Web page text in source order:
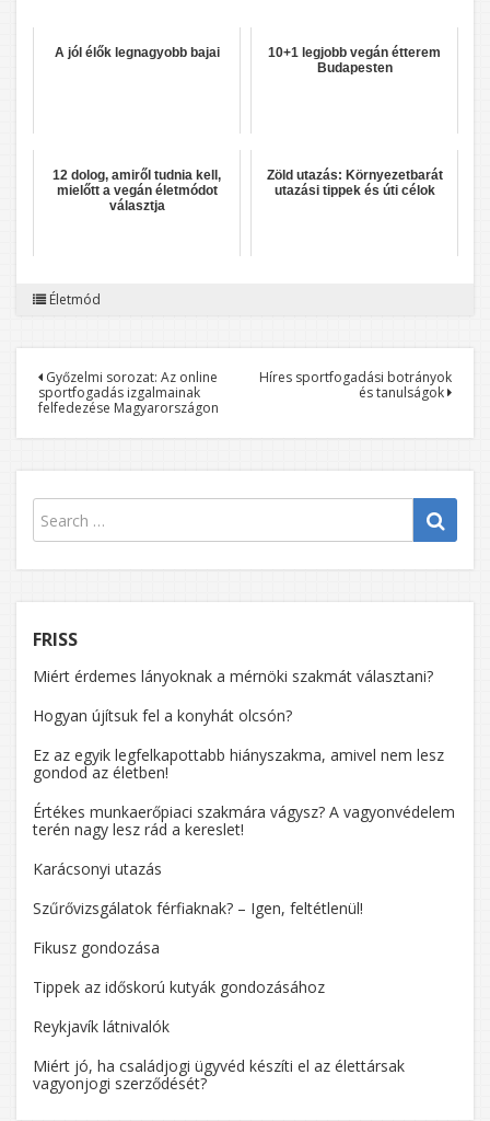
A jól élők legnagyobb bajai
10+1 legjobb vegán étterem
Budapesten
12 dolog, amiről tudnia kell,
mielőtt a vegán életmódot
választja
Zöld utazás: Környezetbarát
utazási tippek és úti célok
Életmód
Bejegyzés
navigáció
Győzelmi sorozat: Az online
sportfogadás izgalmainak
felfedezése Magyarországon
Híres sportfogadási botrányok
és tanulságok
FRISS
Miért érdemes lányoknak a mérnöki szakmát választani?
Hogyan újítsuk fel a konyhát olcsón?
Ez az egyik legfelkapottabb hiányszakma, amivel nem lesz
gondod az életben!
Értékes munkaerőpiaci szakmára vágysz? A vagyonvédelem
terén nagy lesz rád a kereslet!
Karácsonyi utazás
Szűrővizsgálatok férfiaknak? – Igen, feltétlenül!
Fikusz gondozása
Tippek az időskorú kutyák gondozásához
Reykjavík látnivalók
Miért jó, ha családjogi ügyvéd készíti el az élettársak
vagyonjogi szerződését?